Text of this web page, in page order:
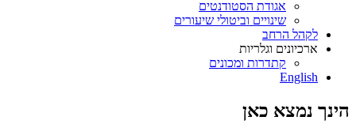
אגודת הסטודנטים
שינויים וביטולי שיעורים
לקהל הרחב
ארכיונים וגלריות
קתדרות ומכונים
English
הינך נמצא כאן